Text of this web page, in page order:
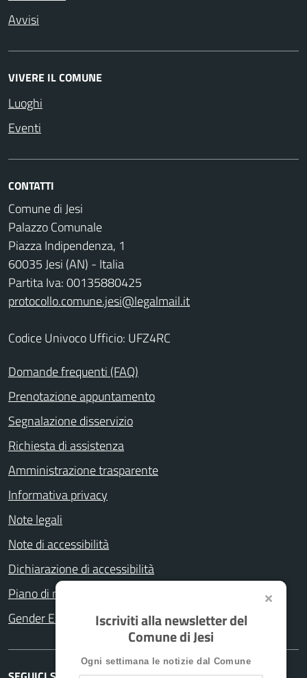
Avvisi
VIVERE IL COMUNE
Luoghi
Eventi
CONTATTI
Comune di Jesi
Palazzo Comunale
Piazza Indipendenza, 1
60035 Jesi (AN) - Italia
Partita Iva: 00135880425
protocollo.comune.jesi@legalmail.it
Codice Univoco Ufficio: UFZ4RC
Domande frequenti (FAQ)
Prenotazione appuntamento
Segnalazione disservizio
Richiesta di assistenza
Amministrazione trasparente
Informativa privacy
Note legali
Note di accessibilità
Dichiarazione di accessibilità
Piano di miglioramento del sito
Gender Equity PlanIscriviti alla newsletter del
Comune di Jesi
Ogni settimana le notizie dal Comune